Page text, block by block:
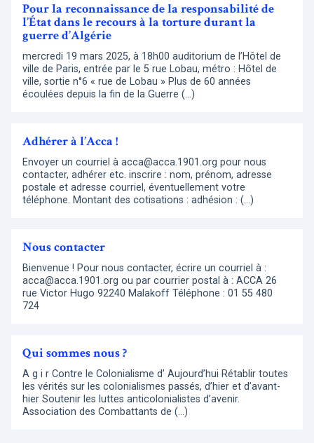
Pour la reconnaissance de la responsabilité de
l’État dans le recours à la torture durant la
guerre d’Algérie
mercredi 19 mars 2025, à 18h00 auditorium de l’Hôtel de
ville de Paris, entrée par le 5 rue Lobau, métro : Hôtel de
ville, sortie n°6 « rue de Lobau » Plus de 60 années
écoulées depuis la fin de la Guerre (…)
Adhérer à l’Acca !
Envoyer un courriel à acca@acca.1901.org pour nous
contacter, adhérer etc. inscrire : nom, prénom, adresse
postale et adresse courriel, éventuellement votre
téléphone. Montant des cotisations : adhésion : (…)
Nous contacter
Bienvenue ! Pour nous contacter, écrire un courriel à :
acca@acca.1901.org ou par courrier postal à : ACCA 26
rue Victor Hugo 92240 Malakoff Téléphone : 01 55 480
724
Qui sommes nous ?
A g i r Contre le Colonialisme d’ Aujourd’hui Rétablir toutes
les vérités sur les colonialismes passés, d’hier et d’avant-
hier Soutenir les luttes anticolonialistes d’avenir.
Association des Combattants de (…)